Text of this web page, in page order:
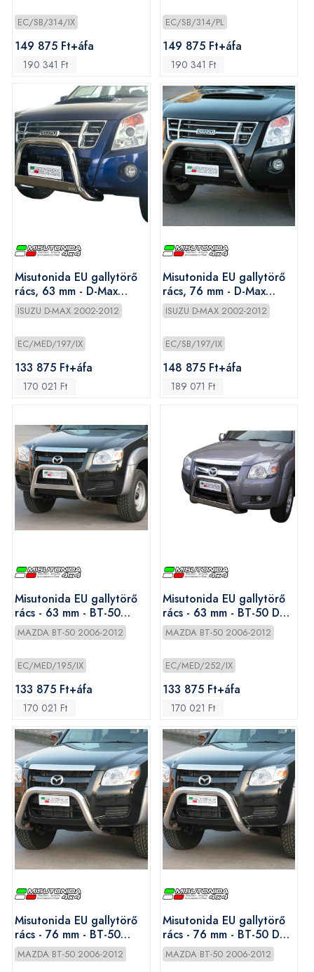
EC/SB/314/IX
149 875 Ft+áfa
190 341 Ft
EC/SB/314/PL
149 875 Ft+áfa
190 341 Ft
Misutonida EU gallytörő
rács, 63 mm - D-Max
2007-2012
ISUZU D-MAX 2002-2012
EC/MED/197/IX
133 875 Ft+áfa
170 021 Ft
Misutonida EU gallytörő
rács, 76 mm - D-Max
2007-2012
ISUZU D-MAX 2002-2012
EC/SB/197/IX
148 875 Ft+áfa
189 071 Ft
Misutonida EU gallytörő
rács - 63 mm - BT-50
2007-2012
MAZDA BT-50 2006-2012
EC/MED/195/IX
133 875 Ft+áfa
170 021 Ft
Misutonida EU gallytörő
rács - 63 mm - BT-50 D/C
2009-2012
MAZDA BT-50 2006-2012
EC/MED/252/IX
133 875 Ft+áfa
170 021 Ft
Misutonida EU gallytörő
rács - 76 mm - BT-50
2007-2012
MAZDA BT-50 2006-2012
Misutonida EU gallytörő
rács - 76 mm - BT-50 D/C
2009-2012
MAZDA BT-50 2006-2012